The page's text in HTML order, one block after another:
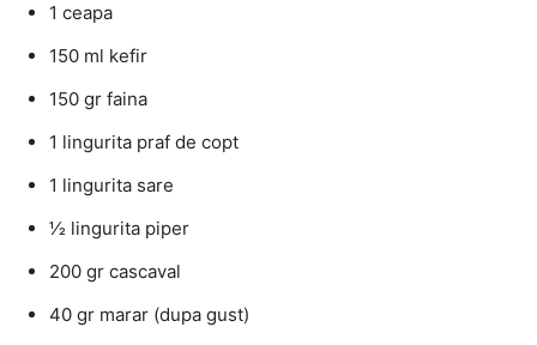
1 ceapa
150 ml kefir
150 gr faina
1 lingurita praf de copt
1 lingurita sare
1⁄2 lingurita piper
200 gr cascaval
40 gr marar (dupa gust)